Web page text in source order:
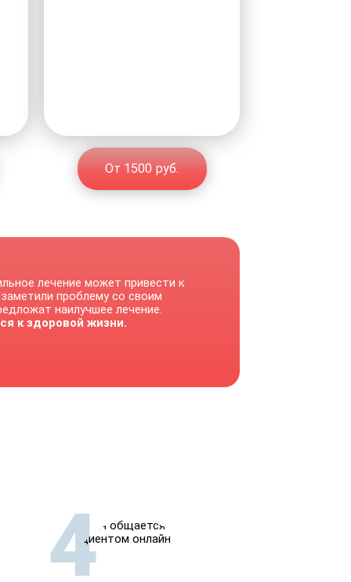
От 1500 руб.
лечение может привести к
проблему со своим
наилучшее лечение.
к здоровой жизни.
4